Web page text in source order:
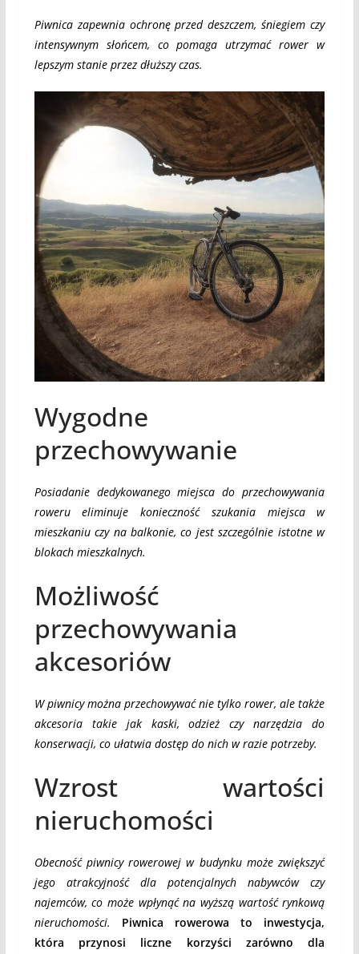
Piwnica zapewnia ochronę przed deszczem, śniegiem czy
intensywnym słońcem, co pomaga utrzymać rower w
lepszym stanie przez dłuższy czas.
Wygodne
przechowywanie
Posiadanie dedykowanego miejsca do przechowywania
roweru eliminuje konieczność szukania miejsca w
mieszkaniu czy na balkonie, co jest szczególnie istotne w
blokach mieszkalnych.
Możliwość
przechowywania
akcesoriów
W piwnicy można przechowywać nie tylko rower, ale także
akcesoria takie jak kaski, odzież czy narzędzia do
konserwacji, co ułatwia dostęp do nich w razie potrzeby.
Wzrost wartości
nieruchomości
Obecność piwnicy rowerowej w budynku może zwiększyć
jego atrakcyjność dla potencjalnych nabywców czy
najemców, co może wpłynąć na wyższą wartość rynkową
nieruchomości. Piwnica rowerowa to inwestycja,
która przynosi liczne korzyści zarówno dla